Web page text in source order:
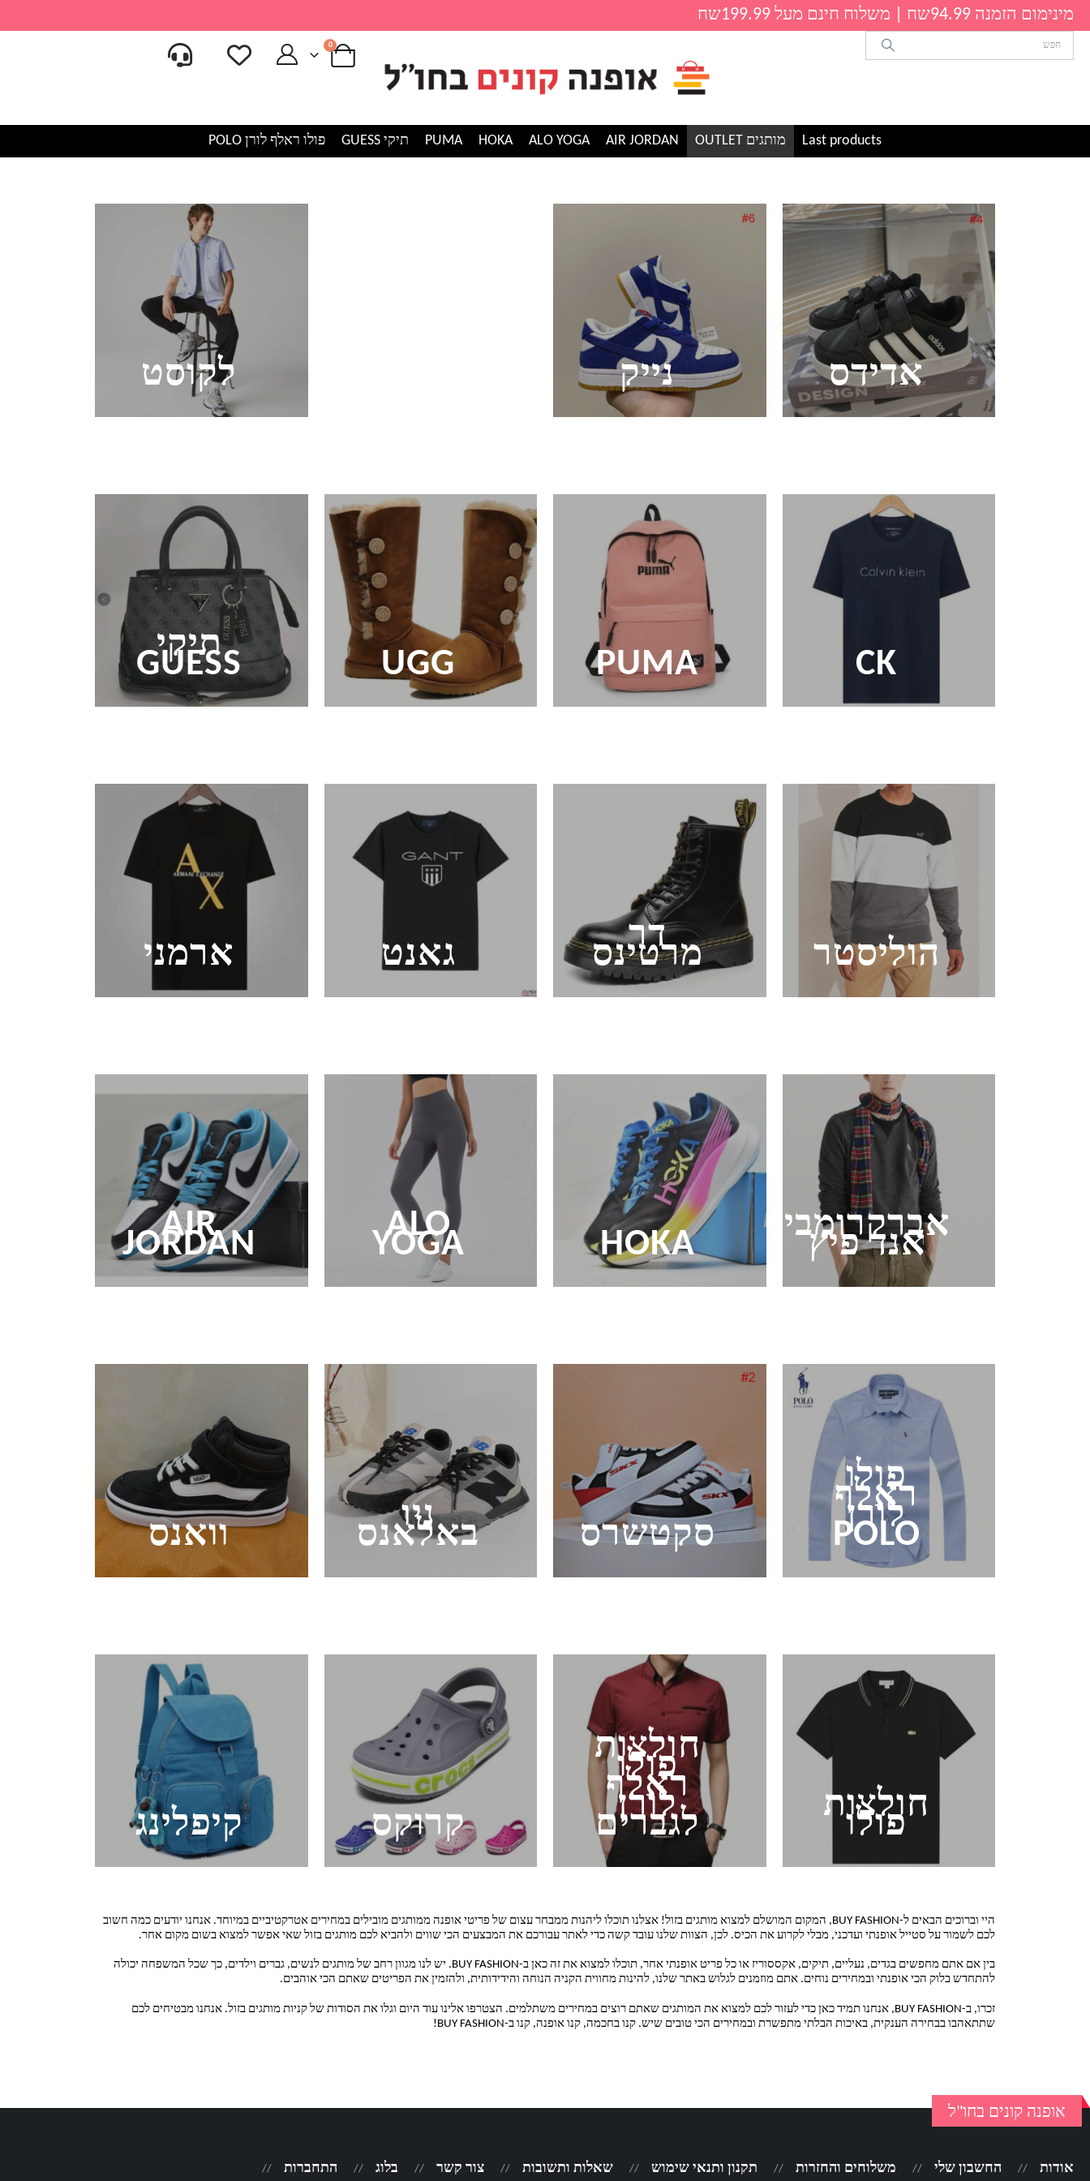
מינימום הזמנה 94.99שח | משלוח חינם מעל 199.99שח
0
Last products מותגים OUTLET AIR JORDAN
ALO YOGA
HOKA
PUMA תיקי GUESS פולו ראלף לורן POLO
אדידס נייק לקוסט
CK
PUMA
UGG
תיקי
GUESS
הוליסטר
דר
מרטינס גאנט ארמני
אברקרומבי
אנד פיץ HOKA
ALO
YOGA
AIR
JORDAN
פולו
ראלף
לורן
POLO סקטשרס
ניו
באלאנס וואנס
חולצות
פולו
חולצות
פולו
ראלף
לורן
לגברים קרוקס קיפלינג
היי וברוכים הבאים ל-BUY FASHION, המקום המושלם למצוא מותגים בזול! אצלנו תוכלו ליהנות ממבחר עצום של פריטי אופנה ממותגים מובילים במחירים אטרקטיביים במיוחד. אנחנו יודעים כמה חשוב
לכם לשמור על סטייל אופנתי ועדכני, מבלי לקרוע את הכיס. לכן, הצוות שלנו עובד קשה כדי לאתר עבורכם את המבצעים הכי שווים ולהביא לכם מותגים בזול שאי אפשר למצוא בשום מקום אחר.
בין אם אתם מחפשים בגדים, נעליים, תיקים, אקססוריז או כל פריט אופנתי אחר, תוכלו למצוא את זה כאן ב-BUY FASHION. יש לנו מגוון רחב של מותגים לנשים, גברים וילדים, כך שכל המשפחה יכולה
להתחדש בלוק הכי אופנתי ובמחירים נוחים. אתם מוזמנים לגלוש באתר שלנו, להינות מחווית הקניה הנוחה והידידותית, ולהזמין את הפריטים שאתם הכי אוהבים.
זכרו, ב-BUY FASHION, אנחנו תמיד כאן כדי לעזור לכם למצוא את המותגים שאתם רוצים במחירים משתלמים. הצטרפו אלינו עוד היום וגלו את הסודות של קניות מותגים בזול. אנחנו מבטיחים לכם
שתתאהבו בבחירה הענקית, באיכות הבלתי מתפשרת ובמחירים הכי טובים שיש. קנו בחכמה, קנו אופנה, קנו ב-BUY FASHION!
אופנה קונים בחו"ל
אודות החשבון שלי משלוחים והחזרות תקנון ותנאי שימוש שאלות ותשובות צור קשר בלוג התחברות